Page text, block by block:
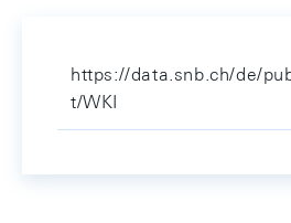
https://data.snb.ch/de/
t/WKI